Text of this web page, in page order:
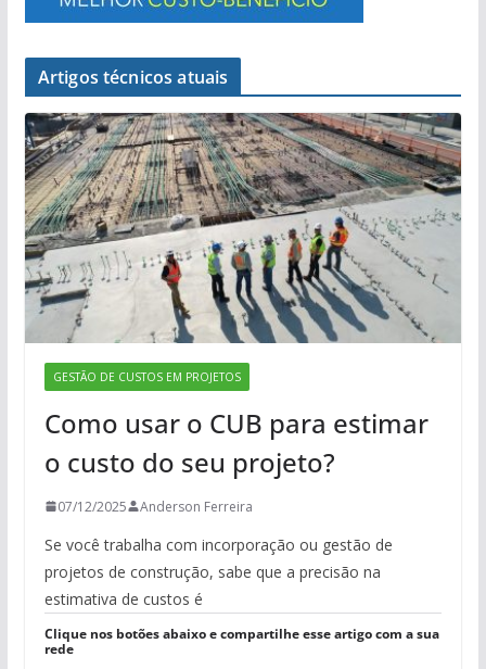
Artigos técnicos atuais
GESTÃO DE CUSTOS EM PROJETOS
Como usar o CUB para estimar
o custo do seu projeto?
07/12/2025 Anderson Ferreira
Se você trabalha com incorporação ou gestão de
projetos de construção, sabe que a precisão na
estimativa de custos é
Clique nos botões abaixo e compartilhe esse artigo com a sua
rede